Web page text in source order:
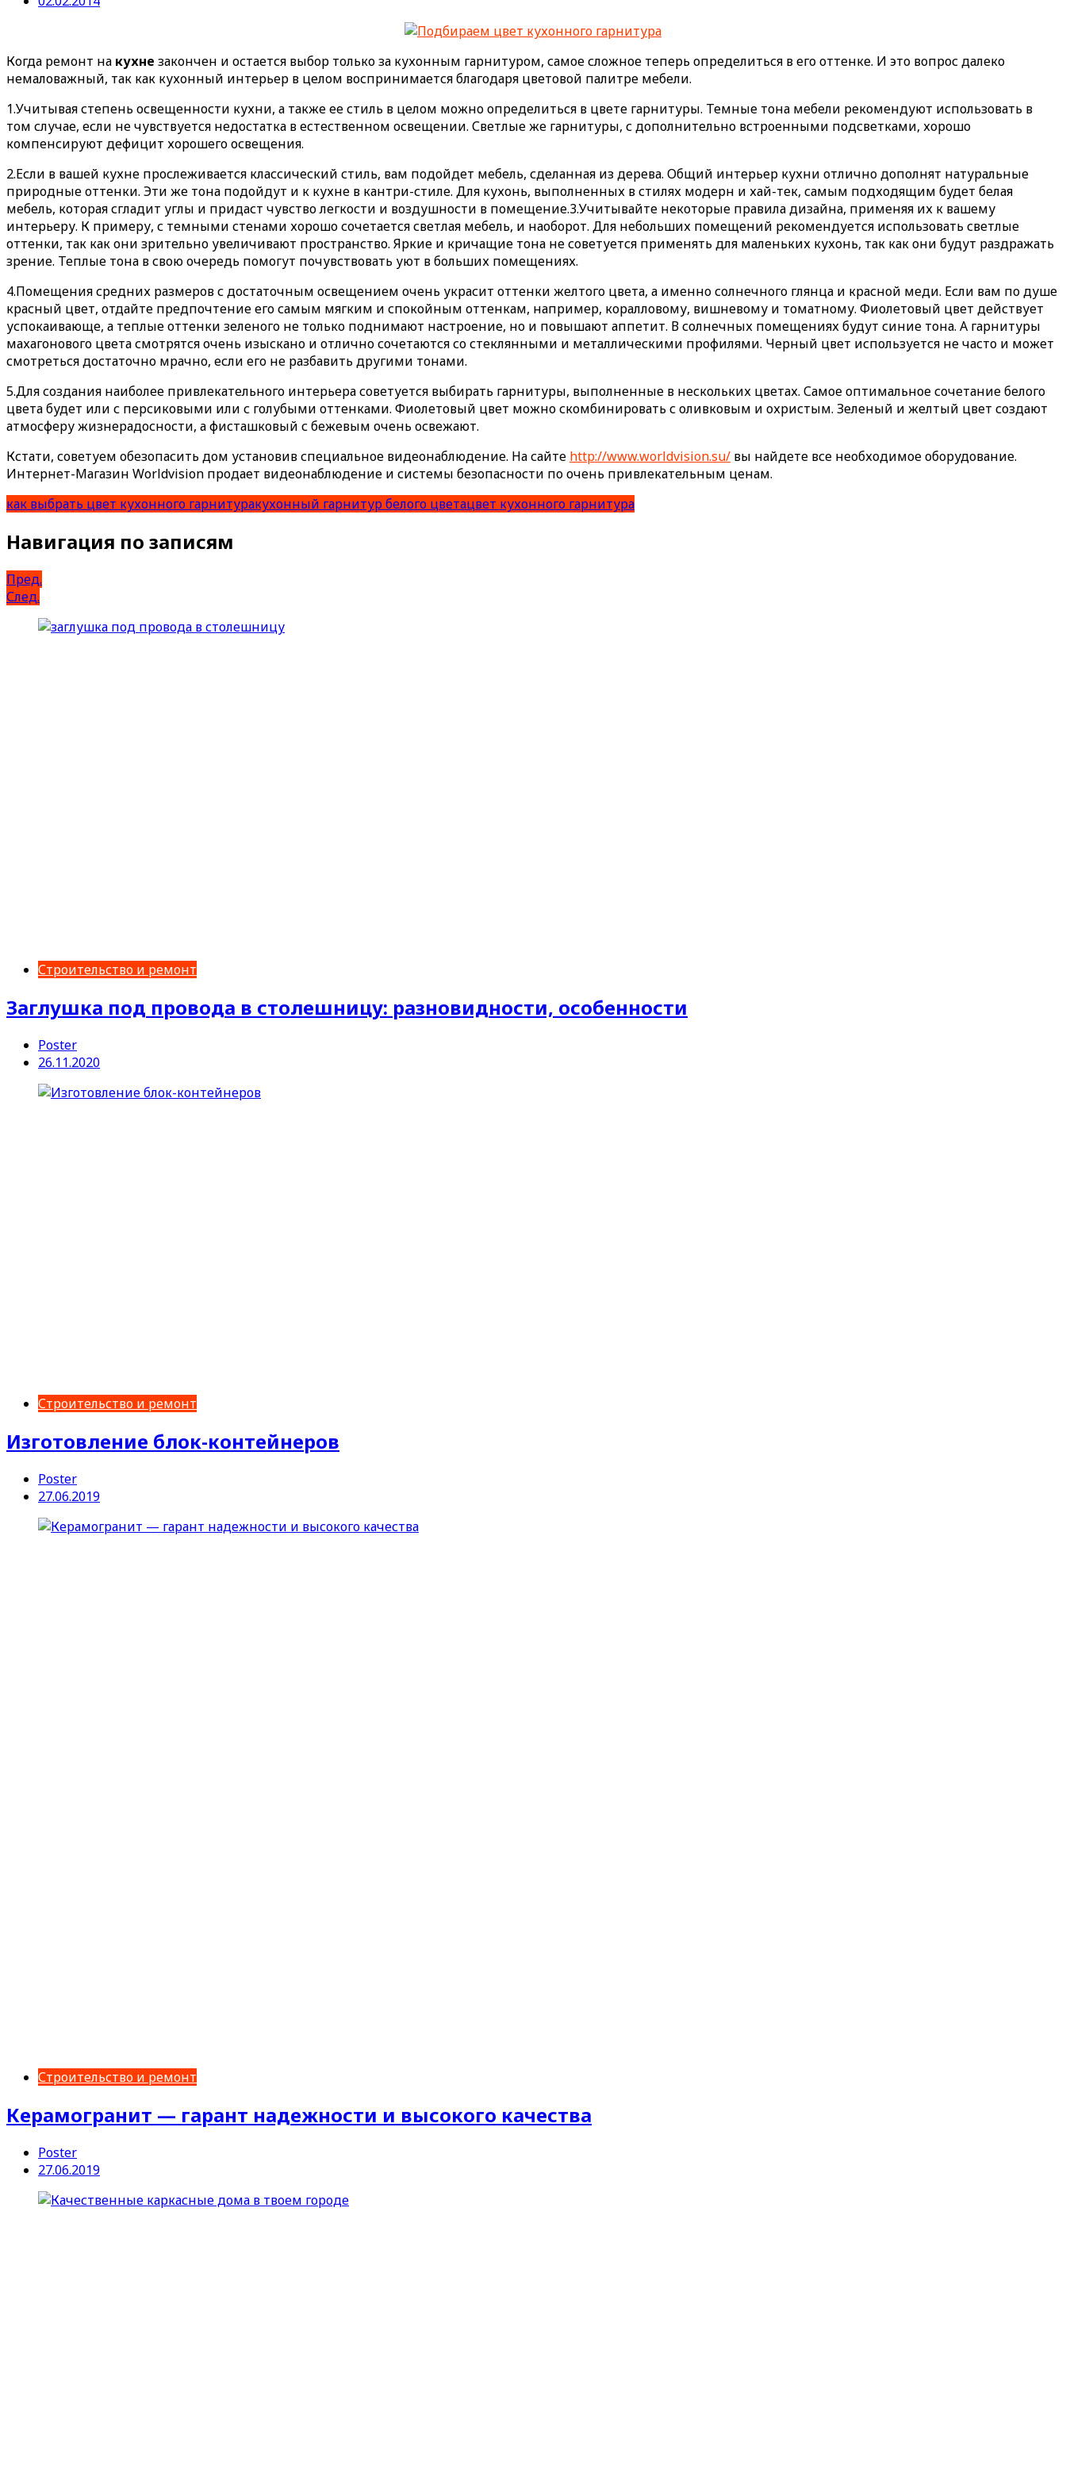
Когда ремонт на кухне закончен и остается выбор только за кухонным гарнитуром, самое сложное теперь определиться в его оттенке. И это вопрос далеко
немаловажный, так как кухонный интерьер в целом воспринимается благодаря цветовой палитре мебели.
1.Учитывая степень освещенности кухни, а также ее стиль в целом можно определиться в цвете гарнитуры. Темные тона мебели рекомендуют использовать в
том случае, если не чувствуется недостатка в естественном освещении. Светлые же гарнитуры, с дополнительно встроенными подсветками, хорошо
компенсируют дефицит хорошего освещения.
2.Если в вашей кухне прослеживается классический стиль, вам подойдет мебель, сделанная из дерева. Общий интерьер кухни отлично дополнят натуральные
природные оттенки. Эти же тона подойдут и к кухне в кантри-стиле. Для кухонь, выполненных в стилях модерн и хай-тек, самым подходящим будет белая
мебель, которая сгладит углы и придаст чувство легкости и воздушности в помещение.3.Учитывайте некоторые правила дизайна, применяя их к вашему
интерьеру. К примеру, с темными стенами хорошо сочетается светлая мебель, и наоборот. Для небольших помещений рекомендуется использовать светлые
оттенки, так как они зрительно увеличивают пространство. Яркие и кричащие тона не советуется применять для маленьких кухонь, так как они будут раздражать
зрение. Теплые тона в свою очередь помогут почувствовать уют в больших помещениях.
4.Помещения средних размеров с достаточным освещением очень украсит оттенки желтого цвета, а именно солнечного глянца и красной меди. Если вам по душе
красный цвет, отдайте предпочтение его самым мягким и спокойным оттенкам, например, коралловому, вишневому и томатному. Фиолетовый цвет действует
успокаивающе, а теплые оттенки зеленого не только поднимают настроение, но и повышают аппетит. В солнечных помещениях будут синие тона. А гарнитуры
махагонового цвета смотрятся очень изыскано и отлично сочетаются со стеклянными и металлическими профилями. Черный цвет используется не часто и может
смотреться достаточно мрачно, если его не разбавить другими тонами.
5.Для создания наиболее привлекательного интерьера советуется выбирать гарнитуры, выполненные в нескольких цветах. Самое оптимальное сочетание белого
цвета будет или с персиковыми или с голубыми оттенками. Фиолетовый цвет можно скомбинировать с оливковым и охристым. Зеленый и желтый цвет создают
атмосферу жизнерадосности, а фисташковый с бежевым очень освежают.
Кстати, советуем обезопасить дом установив специальное видеонаблюдение. На сайте http://www.worldvision.su/ вы найдете все необходимое оборудование.
Интернет-Магазин Worldvision продает видеонаблюдение и системы безопасности по очень привлекательным ценам.
как выбрать цвет кухонного гарнитуракухонный гарнитур белого цветацвет кухонного гарнитура
Навигация по записям
Пред.
След.
Строительство и ремонт
Заглушка под провода в столешницу: разновидности, особенности
Poster
26.11.2020
Строительство и ремонт
Изготовление блок-контейнеров
Poster
27.06.2019
Строительство и ремонт
Керамогранит — гарант надежности и высокого качества
Poster
27.06.2019